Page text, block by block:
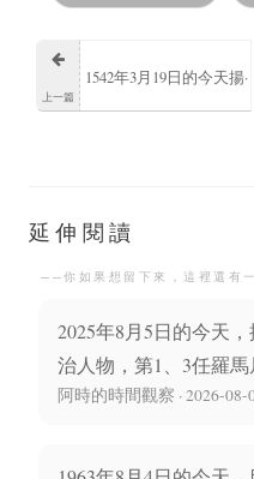
上一篇
1542年3月19日的今天揚·
延伸閱讀
──你如果想留下來，這裡還有
2025年8月5日的今天
治人物，第1、3任羅
阿時的時間觀察 · 2026-08-